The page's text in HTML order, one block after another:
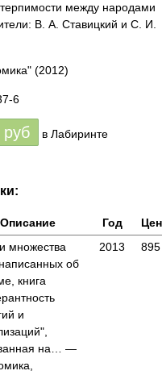
между народами
В. А. Ставицкий и С. И.
(2012)
6
руб в Лабиринте
Описание Год
множества
написанных об
книга
и
на… —
2013 895